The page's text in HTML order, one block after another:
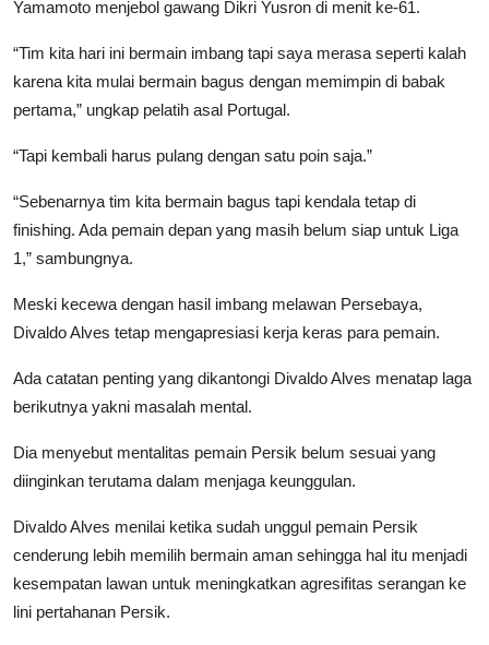
Yamamoto menjebol gawang Dikri Yusron di menit ke-61.
“Tim kita hari ini bermain imbang tapi saya merasa seperti kalah
karena kita mulai bermain bagus dengan memimpin di babak
pertama,” ungkap pelatih asal Portugal.
“Tapi kembali harus pulang dengan satu poin saja.”
“Sebenarnya tim kita bermain bagus tapi kendala tetap di
finishing. Ada pemain depan yang masih belum siap untuk Liga
1,” sambungnya.
Meski kecewa dengan hasil imbang melawan Persebaya,
Divaldo Alves tetap mengapresiasi kerja keras para pemain.
Ada catatan penting yang dikantongi Divaldo Alves menatap laga
berikutnya yakni masalah mental.
Dia menyebut mentalitas pemain Persik belum sesuai yang
diinginkan terutama dalam menjaga keunggulan.
Divaldo Alves menilai ketika sudah unggul pemain Persik
cenderung lebih memilih bermain aman sehingga hal itu menjadi
kesempatan lawan untuk meningkatkan agresifitas serangan ke
lini pertahanan Persik.